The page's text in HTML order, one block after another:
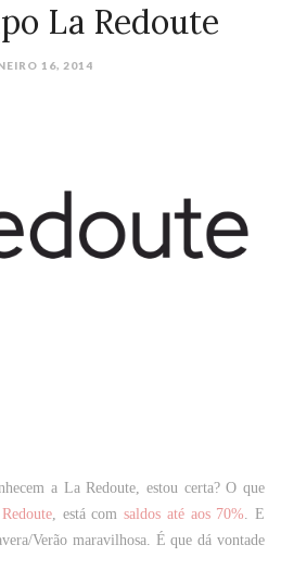
La Redoute
16, 2014
a La Redoute, estou certa? O que
, está comsaldos até aos 70% . E
Verão maravilhosa. É que dá vontade